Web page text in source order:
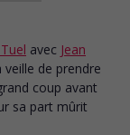
avec Jean
veille de prendre
coup avant
sa part mûrit